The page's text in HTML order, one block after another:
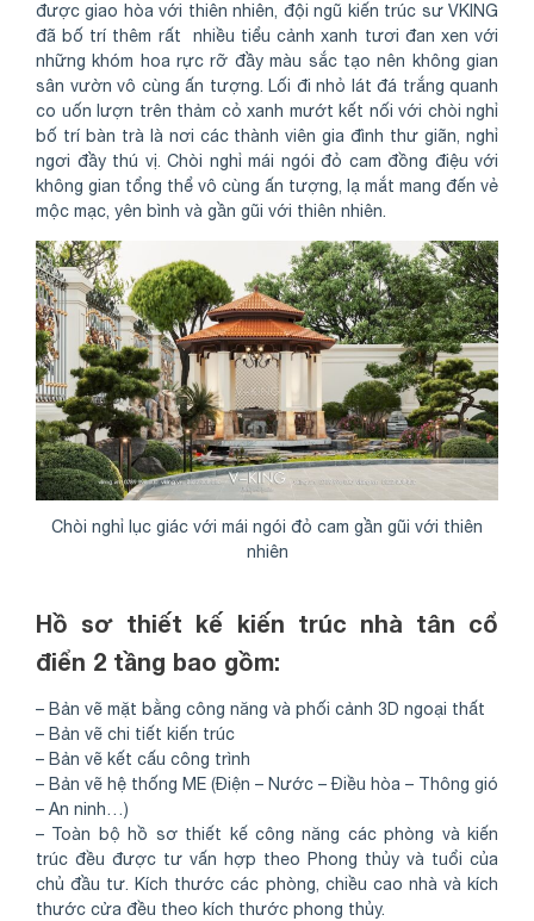
được giao hòa với thiên nhiên, đội ngũ kiến trúc sư VKING
đã bố trí thêm rất nhiều tiểu cảnh xanh tươi đan xen với
những khóm hoa rực rỡ đầy màu sắc tạo nên không gian
sân vườn vô cùng ấn tượng. Lối đi nhỏ lát đá trắng quanh
co uốn lượn trên thảm cỏ xanh mướt kết nối với chòi nghỉ
bố trí bàn trà là nơi các thành viên gia đình thư giãn, nghỉ
ngơi đầy thú vị. Chòi nghỉ mái ngói đỏ cam đồng điệu với
không gian tổng thể vô cùng ấn tượng, lạ mắt mang đến vẻ
mộc mạc, yên bình và gần gũi với thiên nhiên.
Chòi nghỉ lục giác với mái ngói đỏ cam gần gũi với thiên
nhiên
Hồ sơ thiết kế kiến trúc nhà tân cổ
điển 2 tầng bao gồm:
– Bản vẽ mặt bằng công năng và phối cảnh 3D ngoại thất
– Bản vẽ chi tiết kiến trúc
– Bản vẽ kết cấu công trình
– Bản vẽ hệ thống ME (Điện – Nước – Điều hòa – Thông gió
– An ninh…)
– Toàn bộ hồ sơ thiết kế công năng các phòng và kiến
trúc đều được tư vấn hợp theo Phong thủy và tuổi của
chủ đầu tư. Kích thước các phòng, chiều cao nhà và kích
thước cửa đều theo kích thước phong thủy.